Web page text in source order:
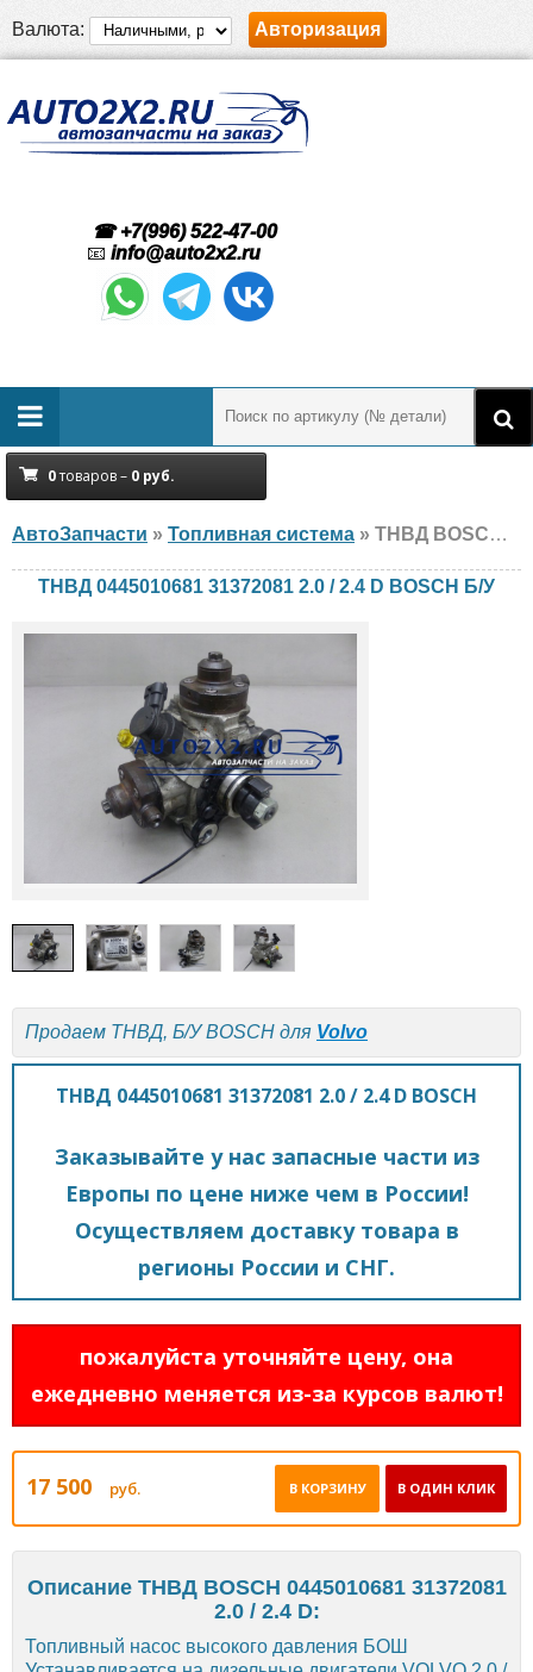
Валюта: Авторизация
☎ +7(996) 522-47-00
📧 info@auto2x2.ru
0товаров – 0 руб.
АвтоЗапчасти » Топливная система » ТНВД BOSCH 0445010681 31372081 2.0 / 2.4 D Volvo, Б/У
ТНВД 0445010681 31372081 2.0 / 2.4 D BOSCH Б/У
Продаем ТНВД, Б/У BOSCH для Volvo
ТНВД 0445010681 31372081 2.0 / 2.4 D BOSCH
Заказывайте у нас запасные части из
Европы по цене ниже чем в России!
Осуществляем доставку товара в
регионы России и СНГ.
пожалуйста уточняйте цену, она
ежедневно меняется из-за курсов валют!
17 500 руб. В ОДИН КЛИК
В КОРЗИНУ
Описание ТНВД BOSCH 0445010681 31372081
2.0 / 2.4 D:
Топливный насос высокого давления БОШ